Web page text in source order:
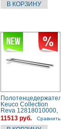
Полотенцедержатель
Keuco Collection
Reva 12818010000,
хром
11513 руб. Сравнить